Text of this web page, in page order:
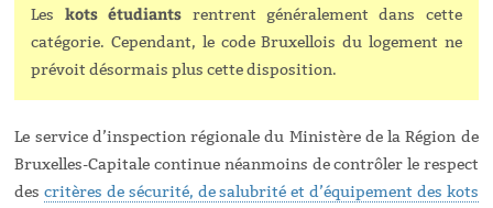
Les kots étudiants rentrent généralement dans cette
catégorie. Cependant, le code Bruxellois du logement ne
prévoit désormais plus cette disposition.
Le service d’inspection régionale du Ministère de la Région de
Bruxelles-Capitale continue néanmoins de contrôler le respect
descritères de sécurité, de salubrité et d’équipement des kots